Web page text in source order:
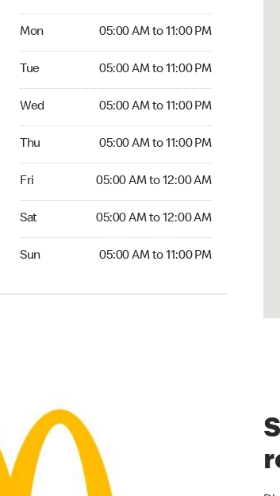
Mon 05:00 AM to 11:00 PM
Tue 05:00 AM to 11:00 PM
Wed 05:00 AM to 11:00 PM
Thu 05:00 AM to 11:00 PM
Fri 05:00 AM to 12:00 AM
Sat 05:00 AM to 12:00 AM
Sun 05:00 AM to 11:00 PM